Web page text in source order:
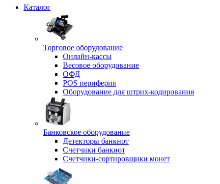
Каталог
Торговое оборудование
Онлайн-кассы
Весовое оборудование
ОФД
POS периферия
Оборудование для штрих-кодирования
Банковское оборудование
Детекторы банкнот
Счетчики банкнот
Счетчики-сортировщики монет